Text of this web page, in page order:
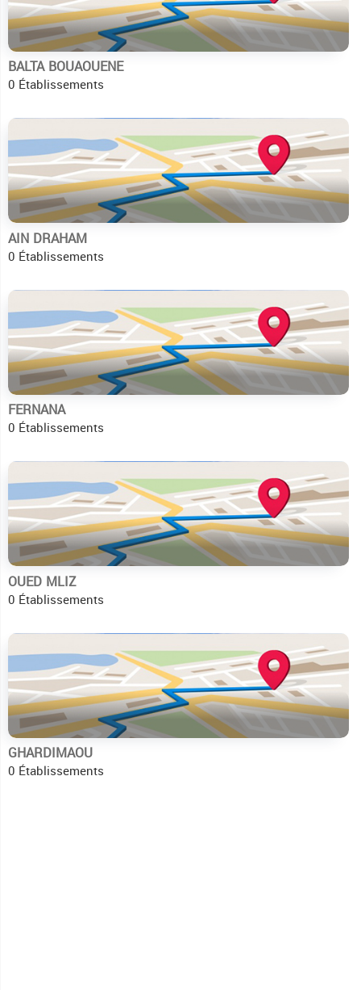
BALTA BOUAOUENE
0 Établissements
AIN DRAHAM
0 Établissements
FERNANA
0 Établissements
OUED MLIZ
0 Établissements
GHARDIMAOU
0 Établissements